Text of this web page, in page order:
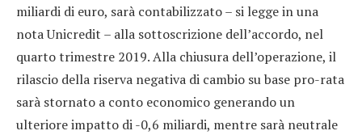
miliardi di euro, sarà contabilizzato – si legge in una
nota Unicredit – alla sottoscrizione dell’accordo, nel
quarto trimestre 2019. Alla chiusura dell’operazione, il
rilascio della riserva negativa di cambio su base pro-rata
sarà stornato a conto economico generando un
ulteriore impatto di -0,6 miliardi, mentre sarà neutrale